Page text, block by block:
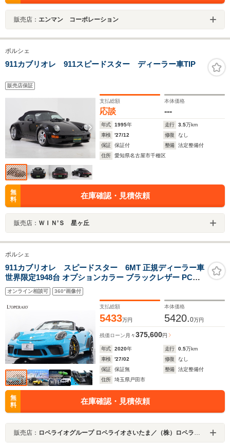
販売店： エンマン コーポレーション
ポルシェ
911カブリオレ 911スピードスター ディーラー車TIP
販売店保証
支払総額
応談
本体価格
---
年式 1995年 走行 3.5万km
車検
'27/12 修復
なし
保証
保証付 整備
法定整備付
住所
愛知県名古屋市千種区
無
料
在庫確認・見積依頼
販売店： ＷＩＮ’Ｓ 星ヶ丘
ポルシェ
911カブリオレ スピードスター 6MT 正規ディーラー車
世界限定1948台 オプションカラー ブラックレザー PCCB
カーボンドアシルガード カーボンスポーツデザインドア
ミラー イエローシートベルト オートエアコン
オンライン相談可 360°画像付
支払総額
5433万円
本体価格
5420.0万円
残価ローン 月々375,600円
年式 2020年 走行 0.5万km
車検
'27/02 修復
なし
保証
保証無 整備
法定整備付
住所
埼玉県戸田市
無
料
在庫確認・見積依頼
販売店： ロペライオグループ ロペライオさいたま／（株）ロペライオ